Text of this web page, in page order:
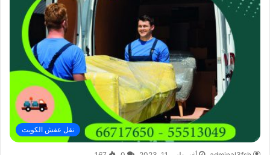
نقل عفش الكويت